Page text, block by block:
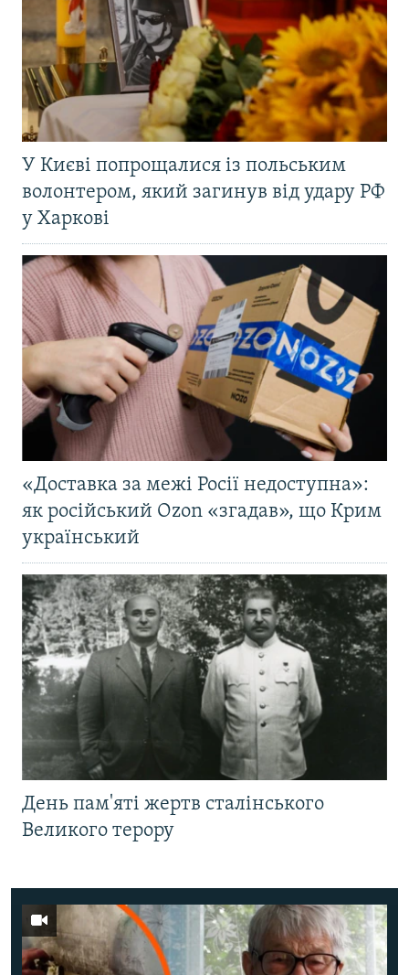
У Києві попрощалися із польським
волонтером, який загинув від удару РФ
у Харкові
«Доставка за межі Росії недоступна»:
як російський Ozon «згадав», що Крим
український
День пам'яті жертв сталінського
Великого терору